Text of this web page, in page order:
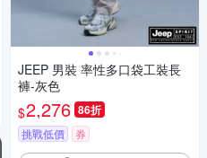
JEEP 男裝 率性多口袋工裝長
褲-灰色
$2,276 86折
挑戰低價 券